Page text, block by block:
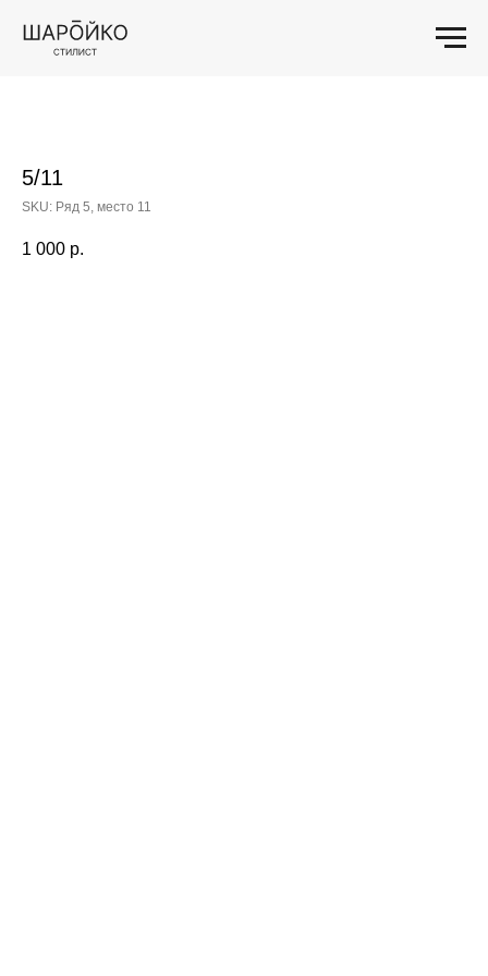
5/11
SKU: Ряд 5, место 11
1 000 р.